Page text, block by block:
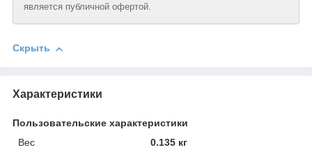
является публичной офертой.
Скрыть
Характеристики
Пользовательские характеристики
Вeс
0.135 кг